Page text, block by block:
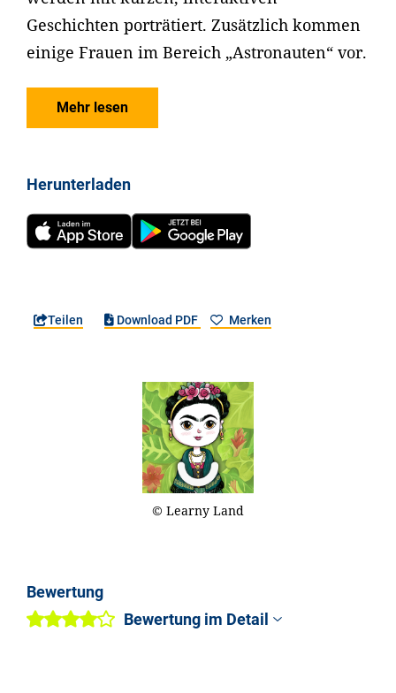
Geschichten porträtiert. Zusätzlich kommen
einige Frauen im Bereich „Astronauten“ vor.
Mehr lesen
Herunterladen
Teilen Download PDF Merken
© Learny Land
Bewertung
Bewertung im Detail